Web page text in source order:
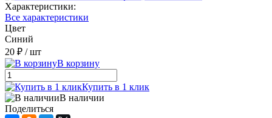
Характеристики:
Все характеристики
Цвет
Синий
20 ₽ / шт
В корзину
Купить в 1 клик
В наличии
Поделиться